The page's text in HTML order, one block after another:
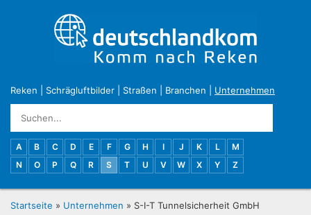
Reken Schrägluftbilder Straßen Branchen Unternehmen
A B C D E F G H I J K L
M
N
O P Q R S T U V W X Y Z
Startseite » Unternehmen » S-I-T Tunnelsicherheit GmbH